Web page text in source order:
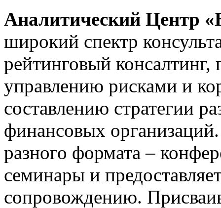
Аналитический Центр
широкий спектр
рейтинговый консалтинг,
управлению рисками и
составлению стратегии
финансовых
разного формата –
семинары и
сопровождению.